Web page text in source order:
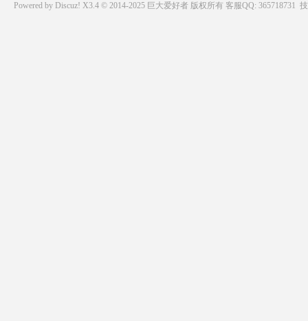
Powered by Discuz! X3.4 © 2014-2025 巨大爱好者版权所有 客服QQ: 365718731